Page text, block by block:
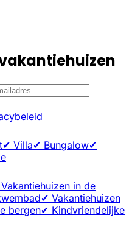
✔ Villa✔ Bungalow✔
in de
✔ Vakantiehuizen
bergen✔ Kindvriendelijke